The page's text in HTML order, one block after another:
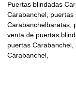
Puertas blindadas
Carabanchel,
Carabanchelbaratas,
venta de puertas
puertas
Carabanchel,